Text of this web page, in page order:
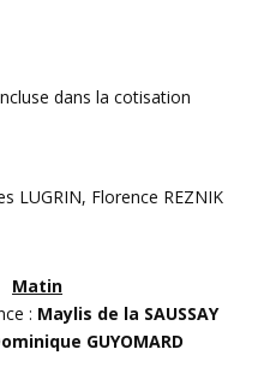
dans la cotisation
LUGRIN, Florence REZNIK
Matin
: Maylis de la SAUSSAY
GUYOMARD